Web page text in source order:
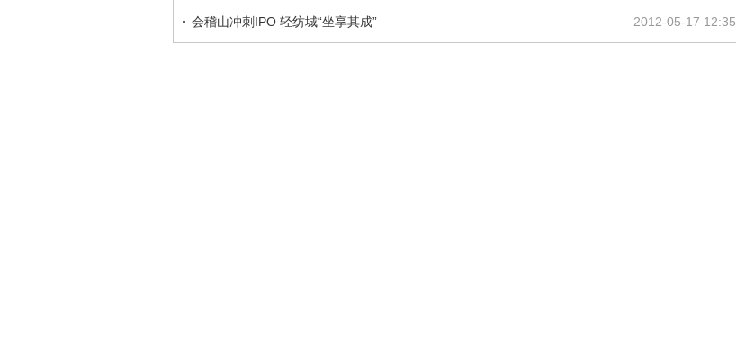
2012-05-17 12:35
会稽山冲刺IPO 轻纺城“坐享其成”